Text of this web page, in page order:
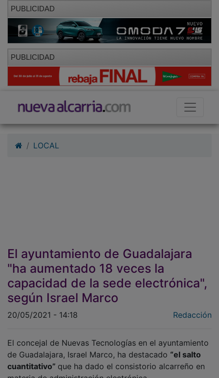
PUBLICIDAD
PUBLICIDAD
El ayuntamiento de Guadalajara
"ha aumentado 18 veces la
capacidad de la sede electrónica",
según Israel Marco
20/05/2021 - 14:18
de Guadalajara, Israel Marco, ha destacado“el salto
cuantitativo” que ha dado el consistorio alcarreño en
materia de administración electrónica.